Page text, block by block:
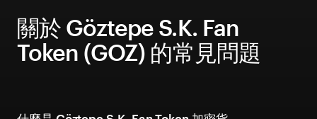
關於 Göztepe S.K. Fan
Token (GOZ) 的常見問題